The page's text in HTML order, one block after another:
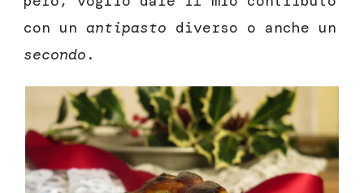
con un antipasto diverso o anche un
secondo .